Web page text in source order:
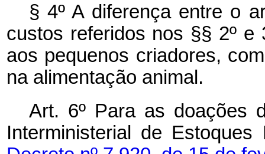
§ 4º A diferença entre o
custos referidos nos §§ 2º e
aos pequenos criadores,
na alimentação animal.
Art. 6º Para as doações
Interministerial de